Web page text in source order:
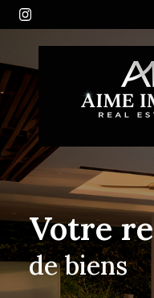
Votre
de biens